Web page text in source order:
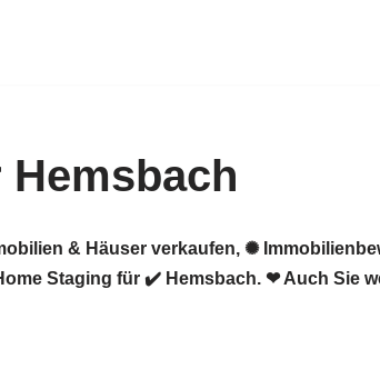
& Häuser verkaufen, ✺
Staging für ✔️ Hemsbach. ❤ Auch Sie